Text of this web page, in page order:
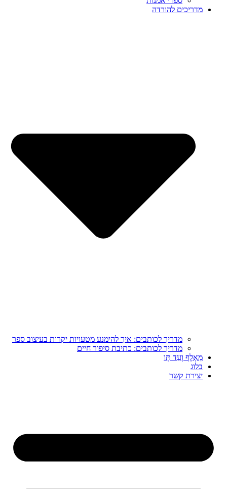
מדריכים להורדה
מדריך לכותבים: איך להימנע מטעויות יקרות בעיצוב ספר
מדריך לכותבים: כתיבת סיפור חיים
מֵאָלֶף וְעַד תָּו
בלוג
יצירת קשר